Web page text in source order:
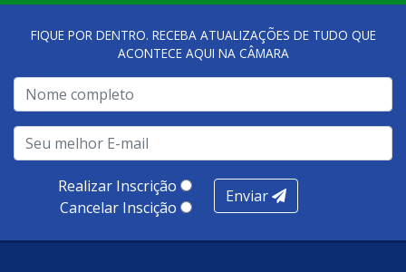
FIQUE POR DENTRO. RECEBA ATUALIZAÇÕES DE TUDO QUE
ACONTECE AQUI NA CÂMARA
Realizar Inscrição
Cancelar Inscição
Enviar